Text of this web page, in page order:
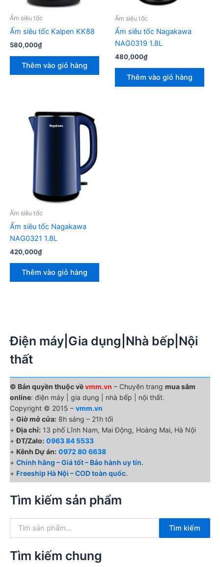
Ấm siêu tốc
Ấm siêu tốc Kalpen KK88
580,000₫
Thêm vào giỏ hàng
Ấm siêu tốc
Ấm siêu tốc Nagakawa
NAG0319 1.8L
480,000₫
Thêm vào giỏ hàng
Ấm siêu tốc
Ấm siêu tốc Nagakawa
NAG0321 1.8L
420,000₫
Thêm vào giỏ hàng
Điện máy|Gia dụng|Nhà bếp|Nội
thất
© Bản quyền thuộc vềvmm.vn – Chuyên trang mua sắm
online: điện máy | gia dụng | nhà bếp | nội thất.
Copyright © 2015 – vmm.vn
+ Giờ mở cửa: 8h sáng – 21h tối
+Địa chỉ: 13 phố Lĩnh Nam, Mai Động, Hoàng Mai, Hà Nội
+ĐT/Zalo: 0963 84 5533
+ Kênh Dự án: 0972 80 6638
+ Chính hãng – Giá tốt – Bảo hành uy tín.
+ Freeship Hà Nội – COD toàn quốc.
Tìm kiếm sản phẩm
k
Tìm kiếm
Tìm kiếm chung